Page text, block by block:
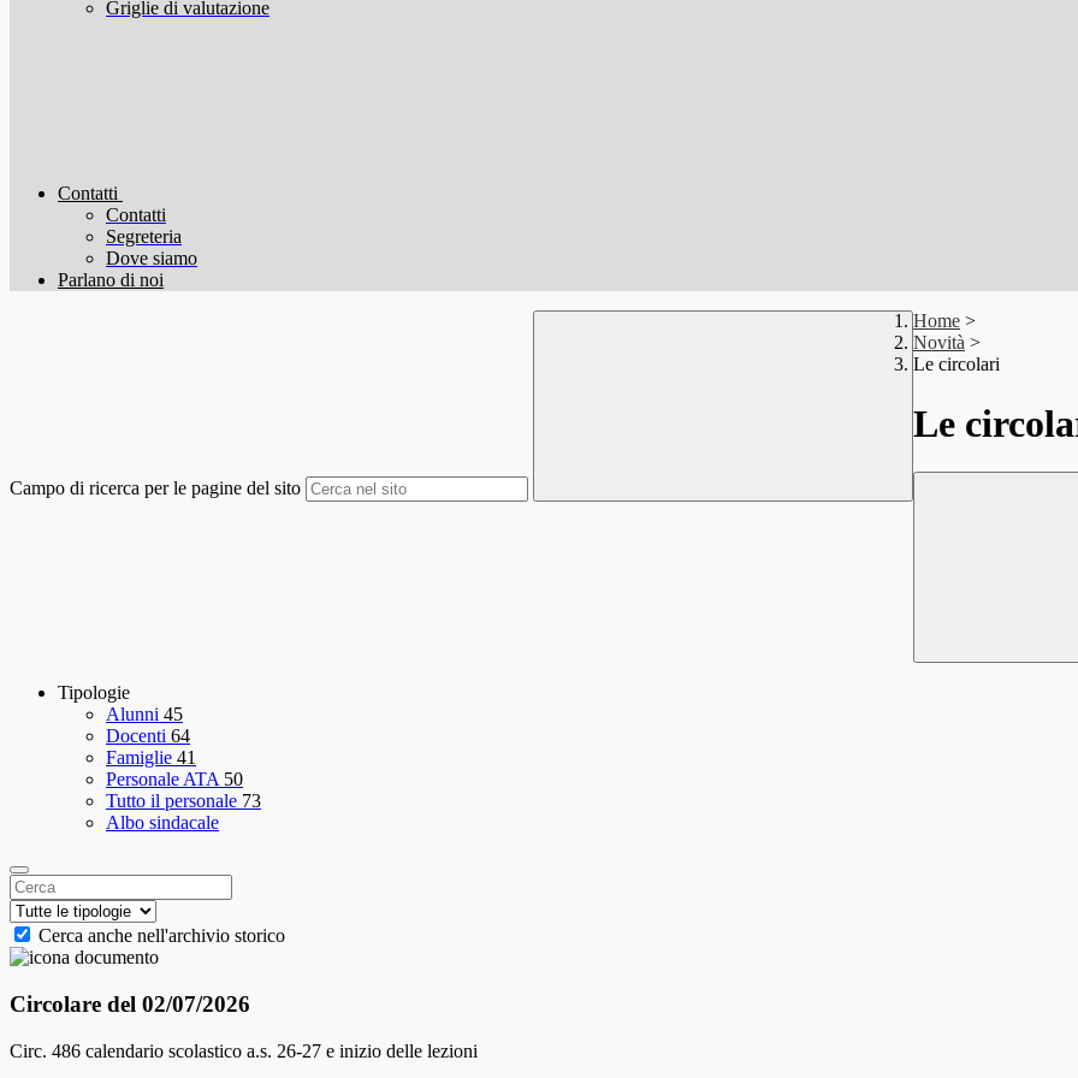
Griglie di valutazione
Contatti
Contatti
Segreteria
Dove siamo
Parlano di noi
Campo di ricerca per le pagine del sito
Home >
Novità >
Le circolari
Le
Tipologie
Alunni 45
Docenti 64
Famiglie 41
Personale ATA 50
Tutto il personale 73
Albo sindacale
Cerca anche nell'archivio storico
Circolare del 02/07/2026
Circ. 486 calendario scolastico a.s. 26-27 e inizio delle lezioni